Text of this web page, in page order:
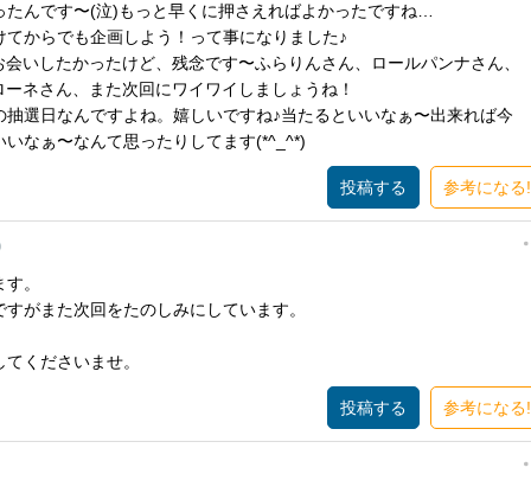
たんです〜(泣)もっと早くに押さえればよかったですね…
からでも企画しよう！って事になりました♪
いしたかったけど、残念です〜ふらりんさん、ロールパンナさん、
ネさん、また次回にワイワイしましょうね！
選日なんですよね。嬉しいですね♪当たるといいなぁ〜出来れば今
なぁ〜なんて思ったりしてます(*^_^*)
参考になる!
。
がまた次回をたのしみにしています。
くださいませ。
参考になる!